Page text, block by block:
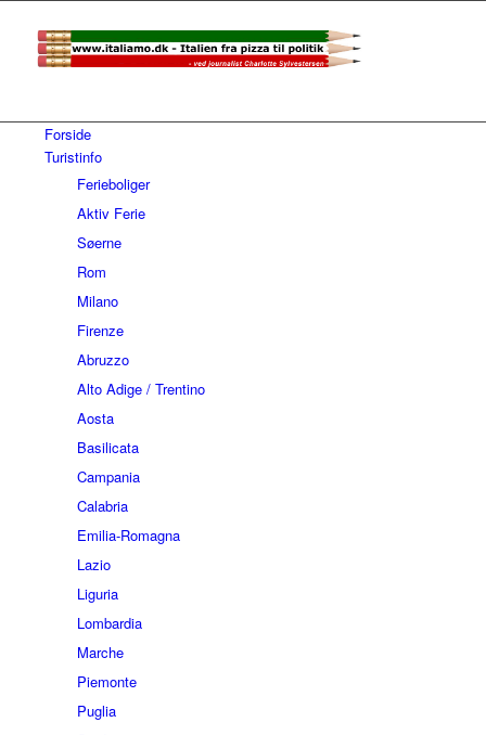
Forside
Turistinfo
Ferieboliger
Aktiv Ferie
Søerne
Rom
Milano
Firenze
Abruzzo
Alto Adige / Trentino
Aosta
Basilicata
Campania
Calabria
Emilia-Romagna
Lazio
Liguria
Lombardia
Marche
Piemonte
Puglia